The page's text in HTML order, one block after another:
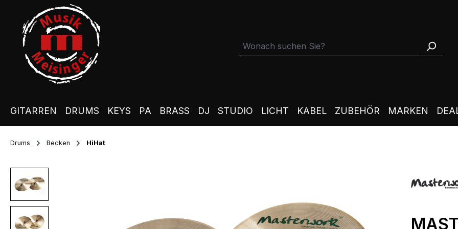
Hauptinhalt springen
Zur Suche springen
Zur Hauptnavigation springen
GITARREN DRUMS KEYS PA BRASS DJ STUDIO LICHT KABEL ZUBEHÖR MARKEN
Drums Becken HiHat